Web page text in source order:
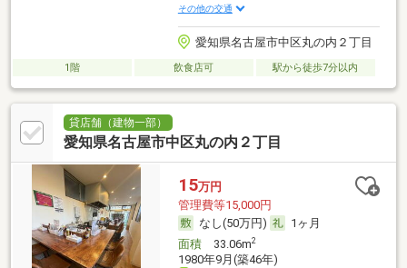
その他の交通
愛知県名古屋市中区丸の内２丁目
1階 飲食店可 駅から徒歩7分以内
貸店舗（建物一部）
愛知県名古屋市中区丸の内２丁目
15万円
管理費等15,000円
なし(50万円)
1ヶ月
面積33.06m2
1980年9月(築46年)